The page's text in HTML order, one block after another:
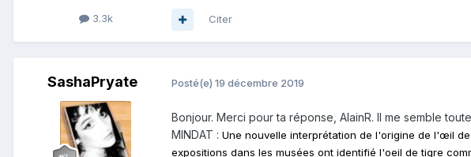
3.3k Citer
SashaPryate Posté(e) 19 décembre 2019
Bonjour. Merci pour ta réponse, AlainR. Il me semble
MINDAT : Une nouvelle interprétation de l'origine de l'œil
expositions dans les musées ont identifié l'oeil de tigre